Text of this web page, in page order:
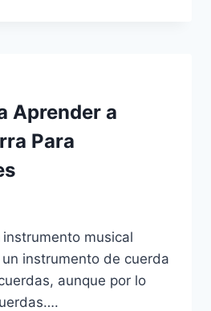
Aprender a
Para
musical
instrumento de cuerda
aunque por lo